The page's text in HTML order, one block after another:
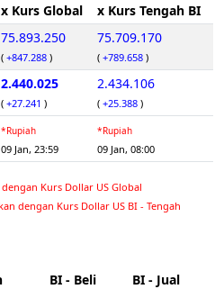
x Kurs Global
x Kurs Tengah BI
75.893.250
( +847.288 )
75.709.170
( +789.658 )
2.440.025
( +27.241 )
2.434.106
( +25.388 )
*Rupiah
09 Jan, 23:59
*Rupiah
09 Jan, 08:00
Kurs Dollar US Global
dengan Kurs Dollar US BI - Tengah
BI - Beli
BI - Jual